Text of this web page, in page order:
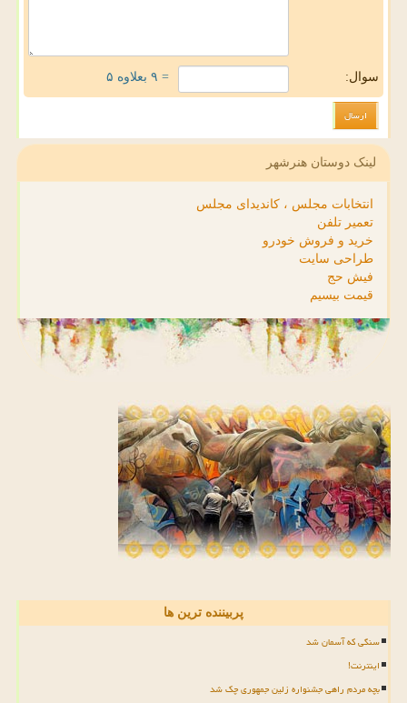
سوال: = ۹ بعلاوه ۵
لینک دوستان هنرشهر
انتخابات مجلس ، کاندیدای مجلس
تعمیر تلفن
خرید و فروش خودرو
طراحی سایت
فیش حج
قیمت بیسیم
پربیننده ترین ها
سنگی که آسمان شد
اینترنت!
بچه مردم راهی جشنواره زلین جمهوری چک شد